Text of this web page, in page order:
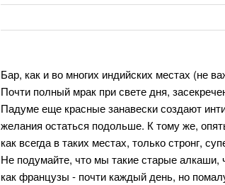
Бар, как и во многих индийских местах (не
Почти полный мрак при свете дня,
Падуме еще красные занавески создают
желания остаться подольше. К тому же,
как всегда в таких местах, только стронг,
Не подумайте, что мы такие старые
как французы - почти каждый день, но